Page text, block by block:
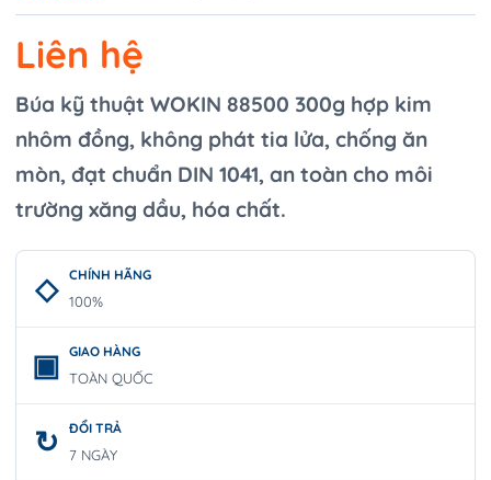
Liên hệ
Búa kỹ thuật WOKIN 88500 300g hợp kim
nhôm đồng, không phát tia lửa, chống ăn
mòn, đạt chuẩn DIN 1041, an toàn cho môi
trường xăng dầu, hóa chất.
CHÍNH HÃNG
100%
GIAO HÀNG
TOÀN QUỐC
ĐỔI TRẢ
7 NGÀY